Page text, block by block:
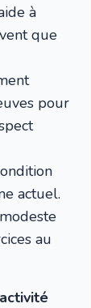
à
que
pour
actuel.
au